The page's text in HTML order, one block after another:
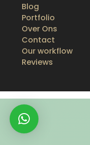
Blog
Portfolio
Over Ons
Contact
Our workflow
Reviews